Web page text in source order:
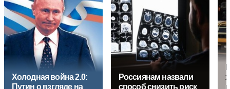
Холодная война 2.0:
Путин о взгляде на
Россиянам назвали
способ снизить риск